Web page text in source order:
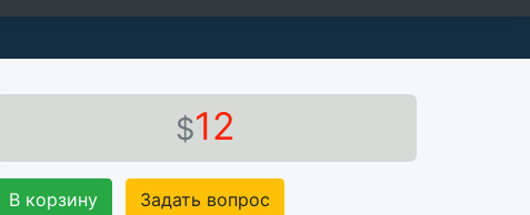
$12
В корзину Задать вопрос